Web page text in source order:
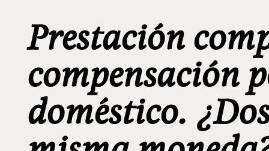
Prestación
compensación
doméstico.